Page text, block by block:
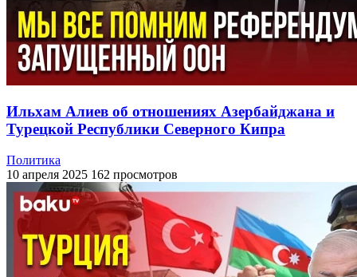
Ильхам Алиев об отношениях Азербайджана и
Турецкой Республики Северного Кипра
Политика
10 апреля 2025 162 просмотров